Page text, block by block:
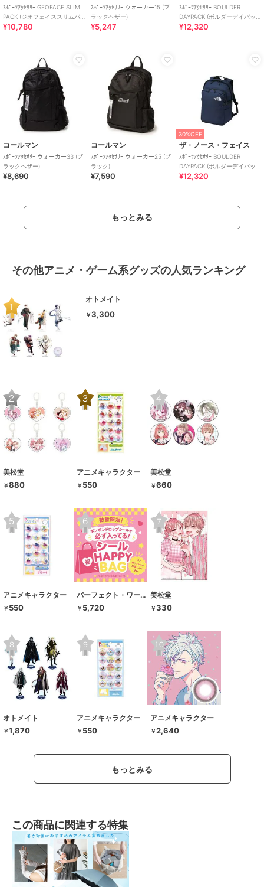
ｽﾎﾟｰﾂｱｸｾｻﾘｰ GEOFACE SLIM
PACK (ジオフェイススリムパ
ック)
¥10,780
ｽﾎﾟｰﾂｱｸｾｻﾘｰ ウォーカー15 (ブ
ラックヘザー)
¥5,247
ｽﾎﾟｰﾂｱｸｾｻﾘｰ BOULDER
DAYPACK (ボルダーデイパッ
ク)
¥12,320
コールマン
ｽﾎﾟｰﾂｱｸｾｻﾘｰ ウォーカー33 (ブ
ラックヘザー)
¥8,690
コールマン
ｽﾎﾟｰﾂｱｸｾｻﾘｰ ウォーカー25 (ブ
ラック)
¥7,590
30%OFF
ザ・ノース・フェイス
ｽﾎﾟｰﾂｱｸｾｻﾘｰ BOULDER
DAYPACK (ボルダーデイパッ
ク)
¥12,320
もっとみる
その他アニメ・ゲーム系グッズの人気ランキング
オトメイト
￥3,300
美松堂
￥880
アニメキャラクター
￥ 550
美松堂
￥660
アニメキャラクター
￥ 550
パーフェクト・ワールド・トーキョー
￥ 5,720
美松堂
￥330
オトメイト
￥1,870
アニメキャラクター
￥ 550
アニメキャラクター
￥2,640
もっとみる
この商品に関連する特集